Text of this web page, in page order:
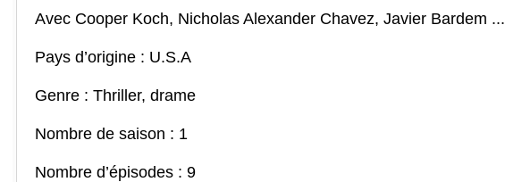
Avec Cooper Koch, Nicholas Alexander Chavez, Javier Bardem ...
Pays d’origine : U.S.A
Genre : Thriller, drame
Nombre de saison : 1
Nombre d’épisodes : 9